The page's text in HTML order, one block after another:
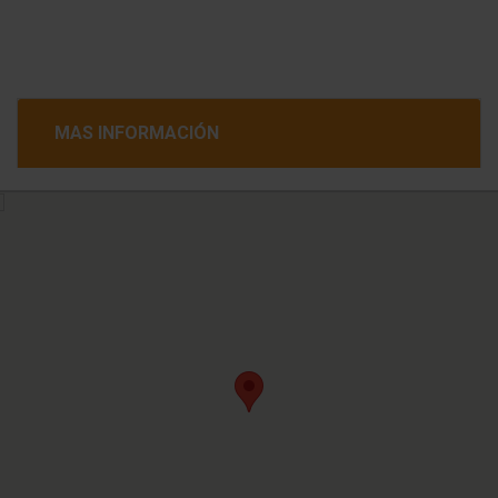
MAS INFORMACIÓN